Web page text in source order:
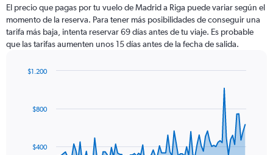
El precio que pagas por tu vuelo de Madrid a Riga puede variar según el
momento de la reserva. Para tener más posibilidades de conseguir una
tarifa más baja, intenta reservar 69 días antes de tu viaje. Es probable
que las tarifas aumenten unos 15 días antes de la fecha de salida.
data
The$400
$800
$1.200